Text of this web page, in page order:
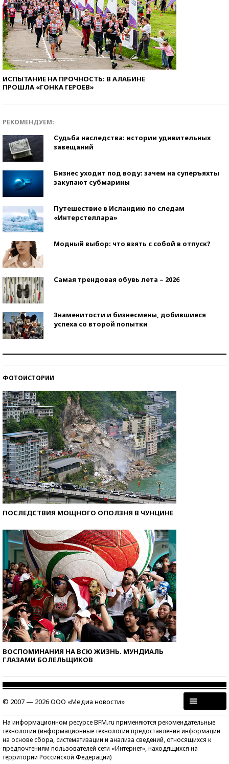
ИСПЫТАНИЕ НА ПРОЧНОСТЬ: В АЛАБИНЕ
ПРОШЛА «ГОНКА ГЕРОЕВ»
РЕКОМЕНДУЕМ:
Судьба наследства: истории удивительных
завещаний
Бизнес уходит под воду: зачем на суперъяхты
закупают субмарины
Путешествие в Исландию по следам
«Интерстеллара»
Модный выбор: что взять с собой в отпуск?
Самая трендовая обувь лета – 2026
Знаменитости и бизнесмены, добившиеся
успеха со второй попытки
ФОТОИСТОРИИ
ПОСЛЕДСТВИЯ МОЩНОГО ОПОЛЗНЯ В ЧУНЦИНЕ
ВОСПОМИНАНИЯ НА ВСЮ ЖИЗНЬ. МУНДИАЛЬ
ГЛАЗАМИ БОЛЕЛЬЩИКОВ
© 2007 — 2026 ООО «Медиа новости»
На информационном ресурсе BFM.ru применяются рекомендательные
технологии (информационные технологии предоставления информации
на основе сбора, систематизации и анализа сведений, относящихся к
предпочтениям пользователей сети «Интернет», находящихся на
территории Российской Федерации)